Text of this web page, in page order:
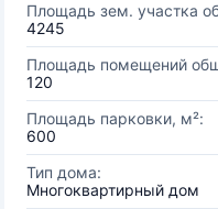
Площадь зем. участка
4245
Площадь помещений
120
Площадь парковки, м²:
600
Тип дома:
Многоквартирный дом